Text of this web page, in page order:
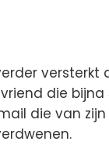
versterkt
die
die van